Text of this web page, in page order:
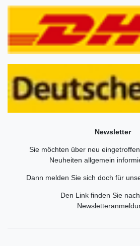
Newsletter
Sie möchten über neu
Neuheiten allgemein
Dann melden Sie sich doch für
Den Link finden Sie